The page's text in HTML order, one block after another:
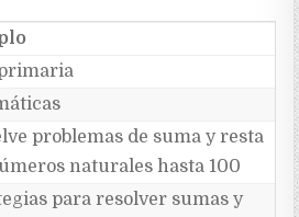
problemas de suma y resta
naturales hasta 100
para resolver sumas y